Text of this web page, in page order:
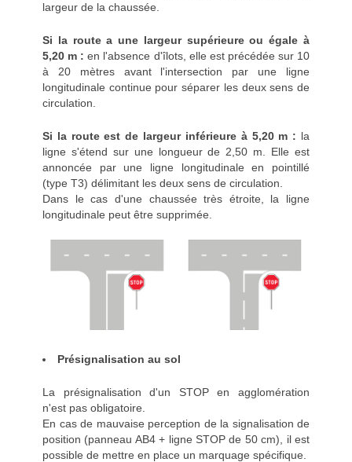
largeur de la chaussée.
Si la route a une largeur supérieure ou égale à
5,20 m : en l'absence d'îlots, elle est précédée sur 10
à 20 mètres avant l'intersection par une ligne
longitudinale continue pour séparer les deux sens de
circulation.
Si la route est de largeur inférieure à 5,20 m : la
ligne s'étend sur une longueur de 2,50 m. Elle est
annoncée par une ligne longitudinale en pointillé
(type T3) délimitant les deux sens de circulation.
Dans le cas d'une chaussée très étroite, la ligne
longitudinale peut être supprimée.
Présignalisation au sol
La présignalisation d'un STOP en agglomération
n'est pas obligatoire.
En cas de mauvaise perception de la signalisation de
position (panneau AB4 + ligne STOP de 50 cm), il est
possible de mettre en place un marquage spécifique.